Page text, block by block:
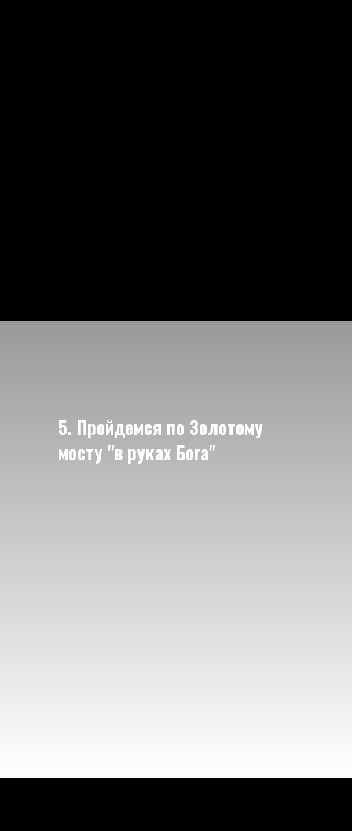
5. Пройдемся по Золотому
мосту "в руках Бога"